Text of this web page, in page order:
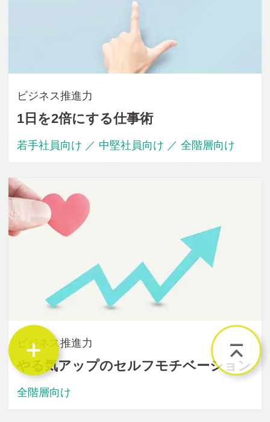
ビジネス推進力
1日を2倍にする仕事術
若手社員向け ／ 中堅社員向け ／ 全階層向け
ビジネス推進力
やる気アップのセルフモチベーション
全階層向け